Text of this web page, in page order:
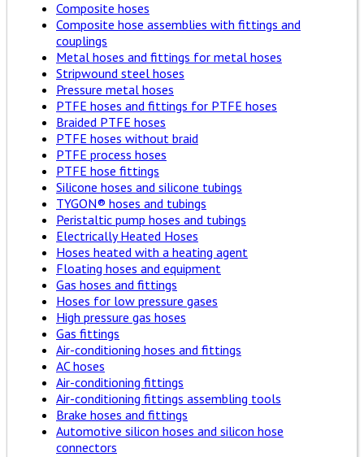
Composite hoses
Composite hose assemblies with fittings and
couplings
Metal hoses and fittings for metal hoses
Stripwound steel hoses
Pressure metal hoses
PTFE hoses and fittings for PTFE hoses
Braided PTFE hoses
PTFE hoses without braid
PTFE process hoses
PTFE hose fittings
Silicone hoses and silicone tubings
TYGON® hoses and tubings
Peristaltic pump hoses and tubings
Electrically Heated Hoses
Hoses heated with a heating agent
Floating hoses and equipment
Gas hoses and fittings
Hoses for low pressure gases
High pressure gas hoses
Gas fittings
Air-conditioning hoses and fittings
AC hoses
Air-conditioning fittings
Air-conditioning fittings assembling tools
Brake hoses and fittings
Automotive silicon hoses and silicon hose
connectors